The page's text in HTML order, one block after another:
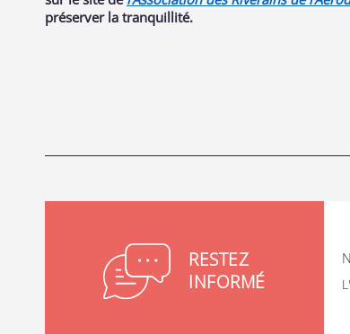
préserver la tranquillité.
RESTEZ
INFORMÉ